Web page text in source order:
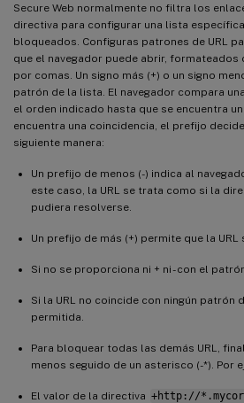
Secure Web normalmente no filtra los
directiva para configurar una lista
bloqueados. Configuras patrones de URL
que el navegador puede abrir, formateados
por comas. Un signo más (+) o un signo
patrón de la lista. El navegador compara
el orden indicado hasta que se encuentra
encuentra una coincidencia, el prefijo
siguiente manera:
Un prefijo de menos (-) indica al
este caso, la URL se trata como si la
pudiera resolverse.
Un prefijo de más (+) permite que la
Si no se proporciona ni + ni - con el
Si la URL no coincide con ningún patrón
permitida.
Para bloquear todas las demás URL,
menos seguido de un asterisco (-*). Por
El valor de la directiva +http://